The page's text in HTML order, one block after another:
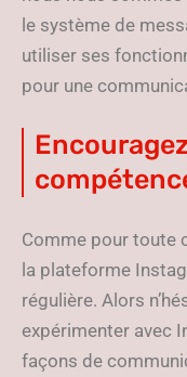
le système de
utiliser ses
pour une
Comme pour toute
la plateforme
régulière. Alors
expérimenter avec
façons de